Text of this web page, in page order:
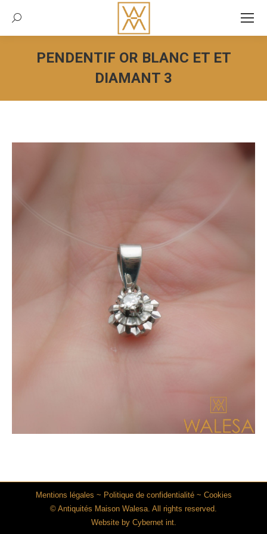
Recherche:
PENDENTIF OR BLANC ET ET
DIAMANT 3
Vous êtes ici :
Mentions légales ~ Politique de confidentialité~ Cookies
© Antiquités Maison Walesa. All rights reserved.
Website by Cybernet int.